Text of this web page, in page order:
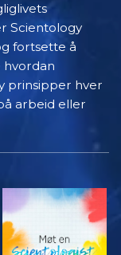
Scientology
fortsette å
hvordan
prinsipper hver
arbeid eller